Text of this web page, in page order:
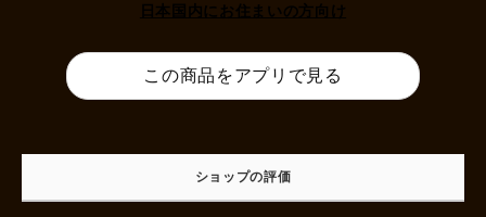
日本国内にお住まいの方向け
この商品をアプリで見る
ショップの評価